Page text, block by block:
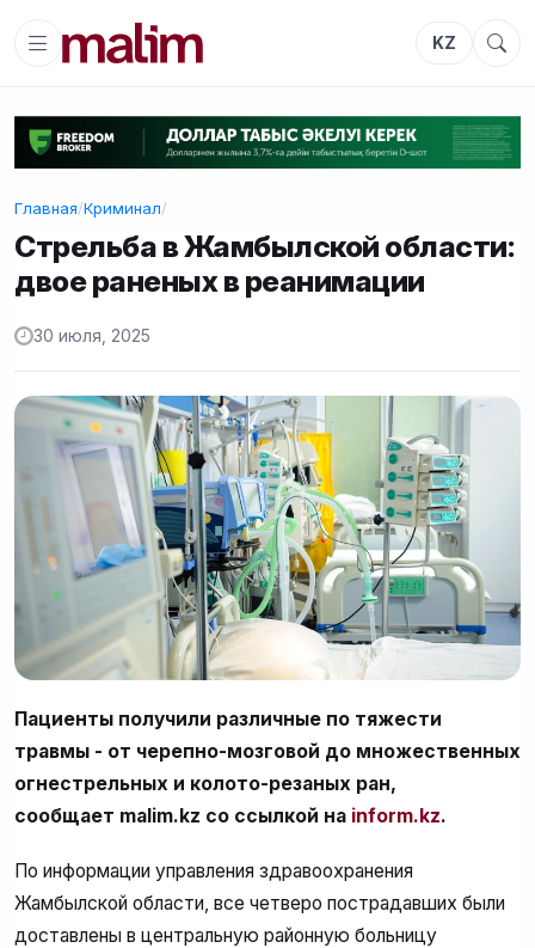
KZ
Главная/Криминал/
Стрельба в Жамбылской области:
двое раненых в реанимации
30 июля, 2025
Пациенты получили различные по тяжести
травмы - от черепно-мозговой до множественных
огнестрельных и колото-резаных ран,
сообщает malim.kz со ссылкой на inform.kz.
По информации управления здравоохранения
Жамбылской области, все четверо пострадавших были
доставлены в центральную районную больницу